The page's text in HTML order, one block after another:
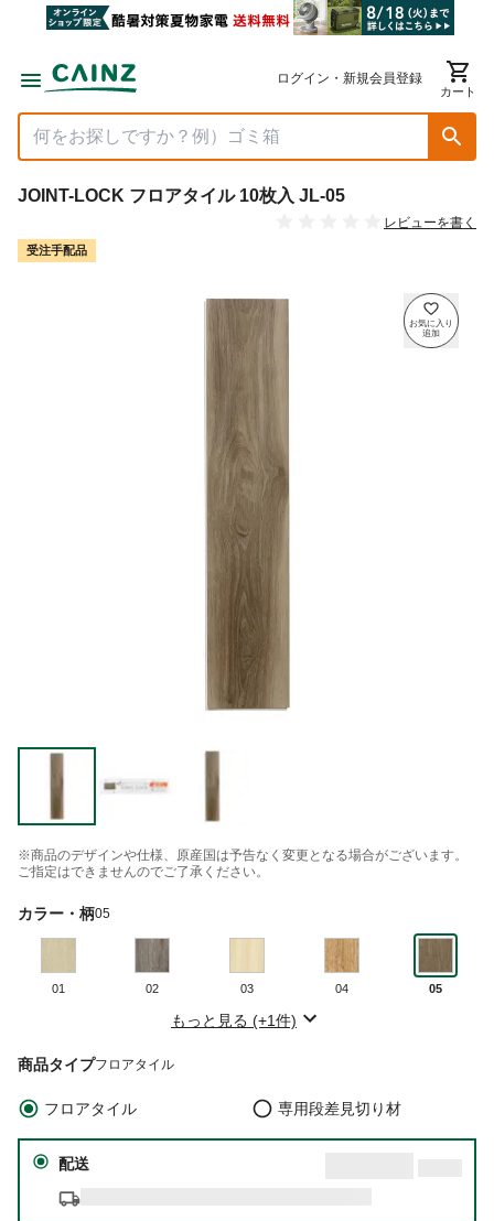
ログイン・新規会員登録
カート
JOINT-LOCK フロアタイル 10枚入 JL-05
レビューを書く
受注手配品
※商品のデザインや仕様、原産国は予告なく変更となる場合がございます。
ご指定はできませんのでご了承ください。
カラー・柄05
01 02 03 04 05
もっと見る (+1件)
商品タイプフロアタイル
フロアタイル 専用段差見切り材
配送